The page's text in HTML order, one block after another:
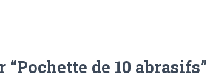
de 10 abrasifs”